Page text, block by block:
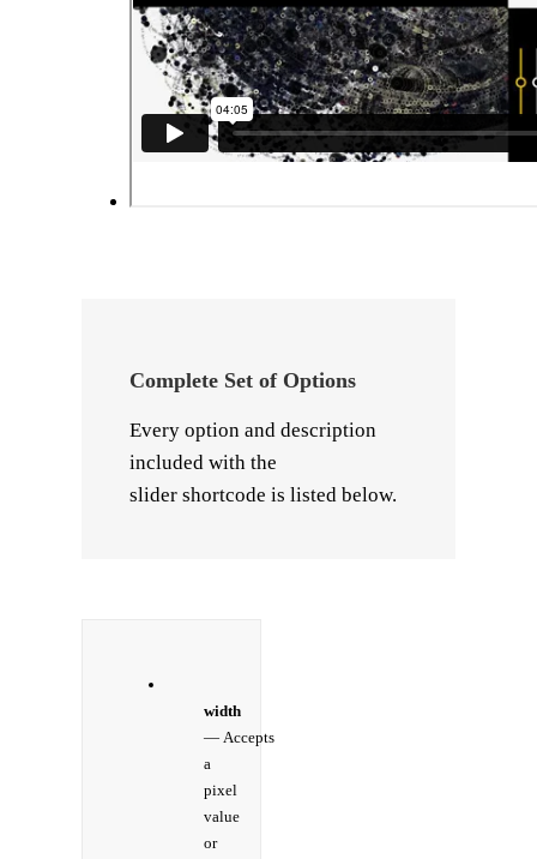
Complete Set of Options
Every option and description
included with the
slider shortcode is listed below.
width
— Accepts
a
pixel
value
or